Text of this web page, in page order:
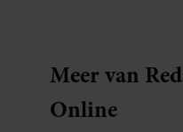
Meer van
Online